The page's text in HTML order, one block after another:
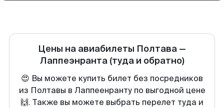
Цены на авиабилеты Полтава —
Лаппеэнранта (туда и обратно)
😍 Вы можете купить билет без посредников
из Полтавы в Лаппеенранту по выгодной цене
🙌. Также вы можете выбрать перелет туда и